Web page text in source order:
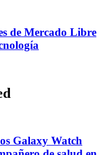
de Mercado Libre
Galaxy Watch